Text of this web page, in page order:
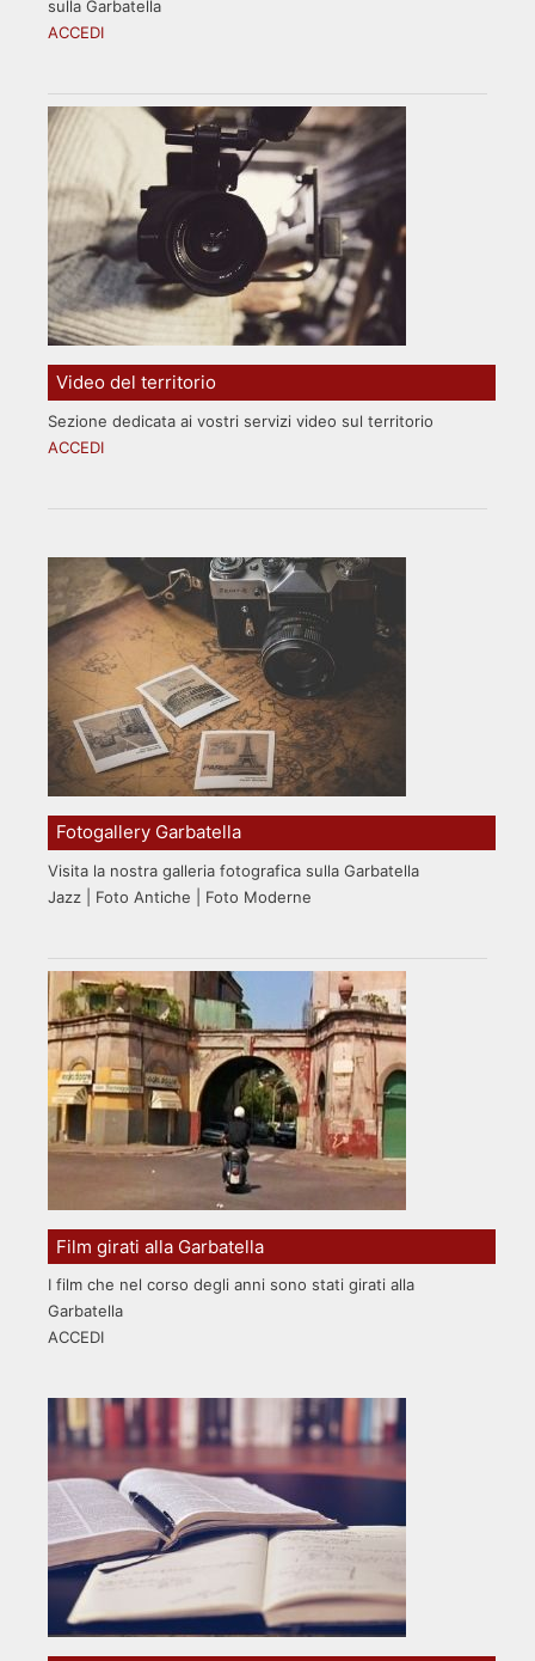
sulla Garbatella
ACCEDI
Video del territorio
Sezione dedicata ai vostri servizi video sul territorio
ACCEDI
Fotogallery Garbatella
Visita la nostra galleria fotografica sulla Garbatella
Jazz | Foto Antiche | Foto Moderne
Film girati alla Garbatella
I film che nel corso degli anni sono stati girati alla
Garbatella
ACCEDI